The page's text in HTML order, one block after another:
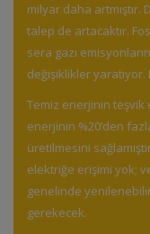
milyar daha artmıştır.
talep de artacaktır.
sera gazı
değişiklikler yaratıyor.
Temiz enerjinin teşvik
enerjinin %20’den
üretilmesini
elektriğe erişimi yok;
genelinde
gerekecek.